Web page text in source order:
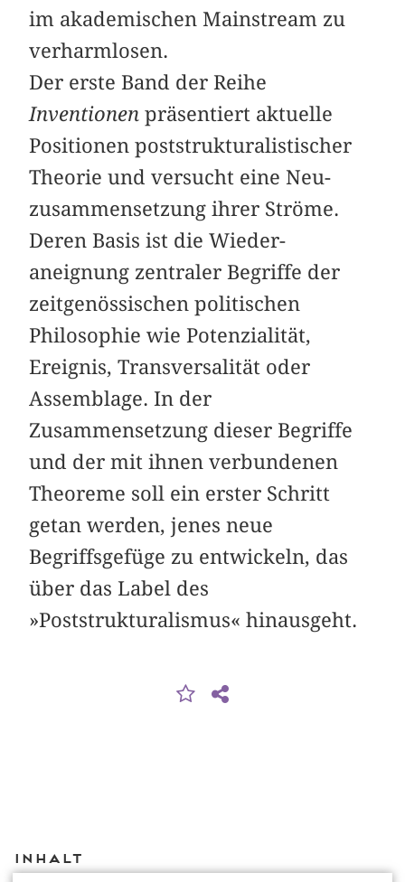
im akademischen Mainstream zu
verharmlosen.
Der erste Band der Reihe
Inventionen präsentiert aktuelle
Positionen poststrukturalistischer
Theorie und versucht eine Neu­
zusammensetzung ihrer Ströme.
Deren Basis ist die Wieder­
aneignung zentraler Begriffe der
zeitgenössischen politischen
Philosophie wie Potenzialität,
Ereignis, Transversalität oder
Assemblage. In der
Zusammensetzung dieser Begriffe
und der mit ihnen verbundenen
Theoreme soll ein erster Schritt
getan werden, jenes neue
Begriffsgefüge zu entwickeln, das
über das Label des
»Poststrukturalismus« hinausgeht.
Inhalt